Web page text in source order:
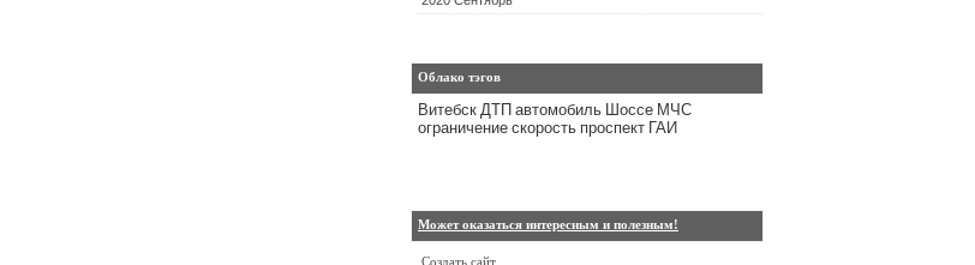
Облако тэгов
Витебск ДТП автомобиль Шоссе МЧС
ограничение скорость проспект ГАИ
Может оказаться интересным и полезным!
Создать сайт